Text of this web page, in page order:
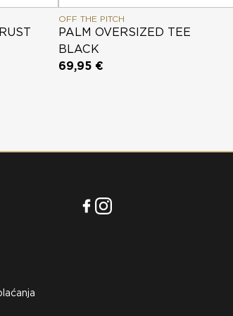
OFF THE PITCH
PALM OVERSIZED TEE
BLACK
69,95 €